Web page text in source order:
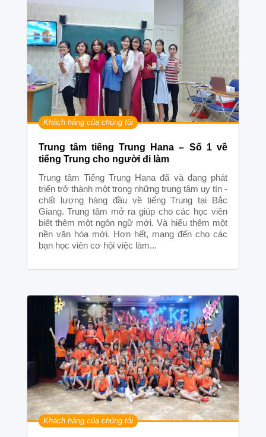
Trung tâm tiếng Trung Hana – Số 1 về
tiếng Trung cho người đi làm
Khách hàng của chúng tôi
Trung tâm Tiếng Trung Hana đã và đang phát
triển trở thành một trong những trung tâm uy tín -
chất lượng hàng đầu về tiếng Trung tại Bắc
Giang. Trung tâm mở ra giúp cho các học viên
biết thêm một ngôn ngữ mới. Và hiểu thêm một
nền văn hóa mới. Hơn hết, mang đến cho các
bạn học viên cơ hội việc làm...
Khách hàng của chúng tôi